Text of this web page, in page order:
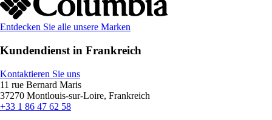
Entdecken Sie alle unsere Marken
Kundendienst in Frankreich
Kontaktieren Sie uns
11 rue Bernard Maris
37270 Montlouis-sur-Loire, Frankreich
+33 1 86 47 62 58